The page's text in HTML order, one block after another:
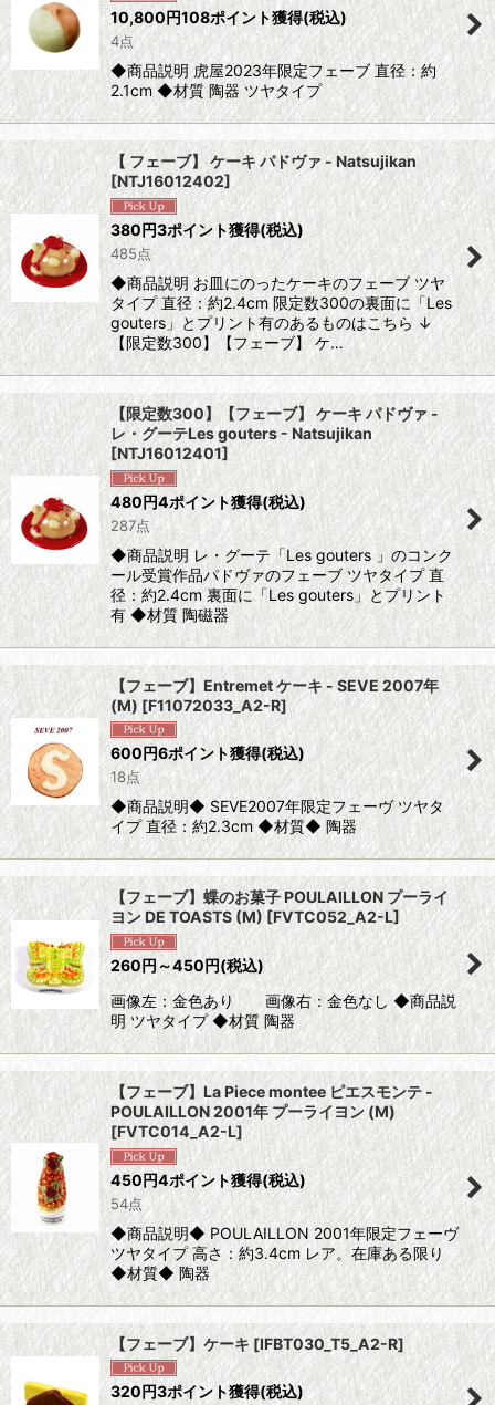
10,800円108ポイント獲得(税込)
4点
◆商品説明 虎屋2023年限定フェーブ 直径：約
2.1cm ◆材質 陶器 ツヤタイプ
【 フェーブ】 ケーキ パドヴァ - Natsujikan
[NTJ16012402]
380円3ポイント獲得(税込)
485点
◆商品説明 お皿にのったケーキのフェーブ ツヤ
タイプ 直径：約2.4cm 限定数300の裏面に「Les
gouters」とプリント有のあるものはこちら ↓
【限定数300】【フェーブ】 ケ…
【限定数300】【フェーブ】 ケーキ パドヴァ -
レ・グーテLes gouters - Natsujikan
[NTJ16012401]
480円4ポイント獲得(税込)
287点
◆商品説明 レ・グーテ「Les gouters 」のコンク
ール受賞作品パドヴァのフェーブ ツヤタイプ 直
径：約2.4cm 裏面に「Les gouters」とプリント
有 ◆材質 陶磁器
【フェーブ】Entremet ケーキ - SEVE 2007年
(M) [F11072033_A2-R]
600円6ポイント獲得(税込)
18点
◆商品説明◆ SEVE2007年限定フェーヴ ツヤタ
イプ 直径：約2.3cm ◆材質◆ 陶器
【フェーブ】蝶のお菓子 POULAILLON プーライ
ヨン DE TOASTS (M) [FVTC052_A2-L]
260円～450円(税込)
画像左：金色あり 画像右：金色なし ◆商品説
明 ツヤタイプ ◆材質 陶器
【フェーブ】La Piece montee ピエスモンテ -
POULAILLON 2001年 プーライヨン (M)
[FVTC014_A2-L]
450円4ポイント獲得(税込)
54点
◆商品説明◆ POULAILLON 2001年限定フェーヴ
ツヤタイプ 高さ：約3.4cm レア。在庫ある限り
◆材質◆ 陶器
【フェーブ】ケーキ [IFBT030_T5_A2-R]
320円3ポイント獲得(税込)